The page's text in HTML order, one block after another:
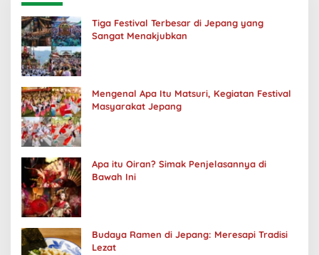
Tiga Festival Terbesar di Jepang yang
Sangat Menakjubkan
Mengenal Apa Itu Matsuri, Kegiatan Festival
Masyarakat Jepang
Apa itu Oiran? Simak Penjelasannya di
Bawah Ini
Budaya Ramen di Jepang: Meresapi Tradisi
Lezat